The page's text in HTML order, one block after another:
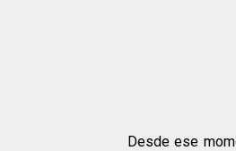
Desde ese